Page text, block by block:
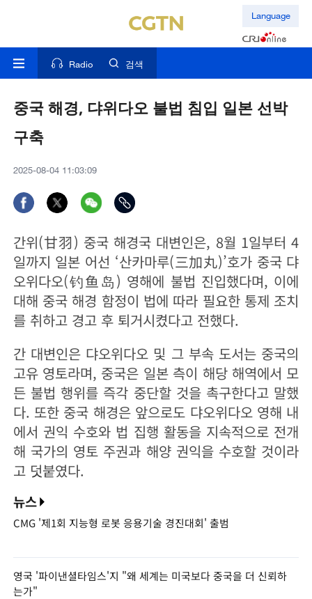
Language
Radio 검색
중국 해경, 댜위다오 불법 침입 일본 선박
구축
2025-08-04 11:03:09
간위(甘羽) 중국 해경국 대변인은, 8월 1일부터 4
일까지 일본 어선 ‘산카마루(三加丸)’호가 중국 댜
오위다오(钓鱼岛) 영해에 불법 진입했다며, 이에
대해 중국 해경 함정이 법에 따라 필요한 통제 조치
를 취하고 경고 후 퇴거시켰다고 전했다.
간 대변인은 댜오위다오 및 그 부속 도서는 중국의
고유 영토라며, 중국은 일본 측이 해당 해역에서 모
든 불법 행위를 즉각 중단할 것을 촉구한다고 말했
다. 또한 중국 해경은 앞으로도 댜오위다오 영해 내
에서 권익 수호와 법 집행 활동을 지속적으로 전개
해 국가의 영토 주권과 해양 권익을 수호할 것이라
고 덧붙였다.
뉴스
CMG '제1회 지능형 로봇 응용기술 경진대회' 출범
영국 '파이낸셜타임스'지 "왜 세계는 미국보다 중국을 더 신뢰하
는가"